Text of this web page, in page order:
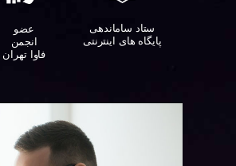
ستاد ساماندهی
پایگاه های اینترنتی
عضو
انجمن
فاوا تهران